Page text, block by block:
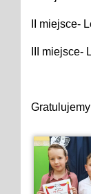
II miejsce-
III miejsce-